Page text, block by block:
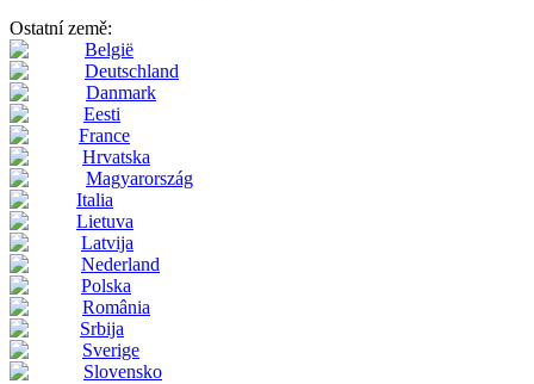
Ostatní země:
België
Deutschland
Danmark
Eesti
France
Hrvatska
Magyarország
Italia
Lietuva
Latvija
Nederland
Polska
România
Srbija
Sverige
Slovensko